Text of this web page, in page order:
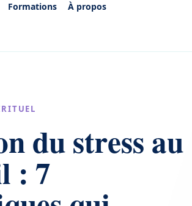
Formations À propos
du stress au
: 7